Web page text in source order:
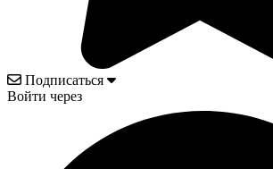
Подписаться
Войти через